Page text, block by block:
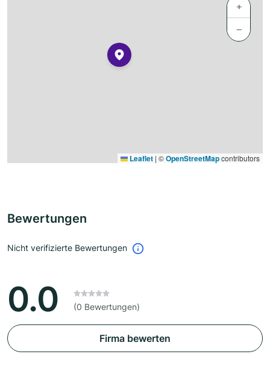
+
−
Leaflet | ©OpenStreetMapcontributors
Bewertungen
Nicht verifizierte Bewertungen
0.0 (0 Bewertungen)
Firma bewerten